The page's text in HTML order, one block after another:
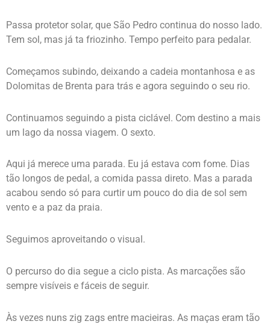
Passa protetor solar, que São Pedro continua do nosso lado.
Tem sol, mas já ta friozinho. Tempo perfeito para pedalar.
Começamos subindo, deixando a cadeia montanhosa e as
Dolomitas de Brenta para trás e agora seguindo o seu rio.
Continuamos seguindo a pista ciclável. Com destino a mais
um lago da nossa viagem. O sexto.
Aqui já merece uma parada. Eu já estava com fome. Dias
tão longos de pedal, a comida passa direto. Mas a parada
acabou sendo só para curtir um pouco do dia de sol sem
vento e a paz da praia.
Seguimos aproveitando o visual.
O percurso do dia segue a ciclo pista. As marcações são
sempre visíveis e fáceis de seguir.
Às vezes nuns zig zags entre macieiras. As maças eram tão